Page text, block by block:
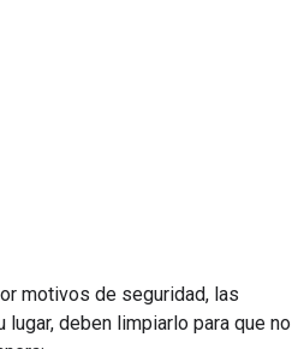
motivos de seguridad, las
lugar, deben limpiarlo para que no